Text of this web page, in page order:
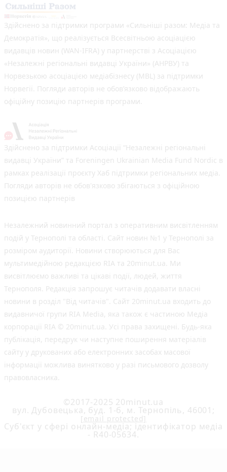
Здійснено за підтримки програми «Сильніші разом: Медіа та
Демократія», що реалізується Всесвітньою асоціацією
видавців новин (WAN-IFRA) у партнерстві з Асоціацією
«Незалежні регіональні видавці України» (АНРВУ) та
Норвезькою асоціацією медіабізнесу (MBL) за підтримки
Норвегії. Погляди авторів не обов’язково відображають
офіційну позицію партнерів програми.
Здійснено за підтримки Асоціації “Незалежні регіональні
видавці України” та Foreningen Ukrainian Media Fund Nordic в
рамках реалізації проєкту Хаб підтримки регіональних медіа.
Погляди авторів не обов'язково збігаються з офіційною
позицією партнерів
Незалежний новинний портал з оперативним висвітленням
подій у Тернополі та області. Сайт новин №1 у Тернополі за
розміром аудиторії. Новини створюються для Вас
мультимедійною редакцією RIA та 20minut.ua. Ми
висвітлюємо важливі та цікаві події, людей, життя
Тернополя. Редакція запрошує читачів додавати власні
новини в розділ "Від читачів". Сайт 20minut.ua входить до
видавничої групи RIA Media, яка також є частиною Медіа
корпорації RIA © 20minut.ua. Усі права захищені. Будь-яка
публiкацiя, передрук чи наступне поширення матеріалів
сайту у друкованих або електронних засобах масової
інформації можлива винятково у разі письмового дозволу
правовласника.
©2017-2025 20minut.ua
вул. Дубовецька, буд. 1-б, м. Тернопіль, 46001;
[email protected]
Cуб'єкт у сфері онлайн-медіа; ідентифікатор медіа
- R40-05634.